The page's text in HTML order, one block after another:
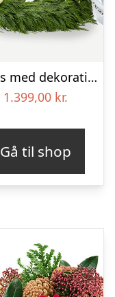
Krans med dekoration i klassisk stil og bånd creme
1.399,00 kr.
Gå til shop